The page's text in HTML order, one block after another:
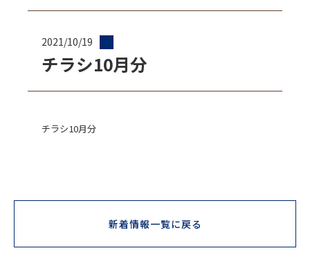
2021/10/19
チラシ10月分
チラシ10月分
新着情報一覧に戻る